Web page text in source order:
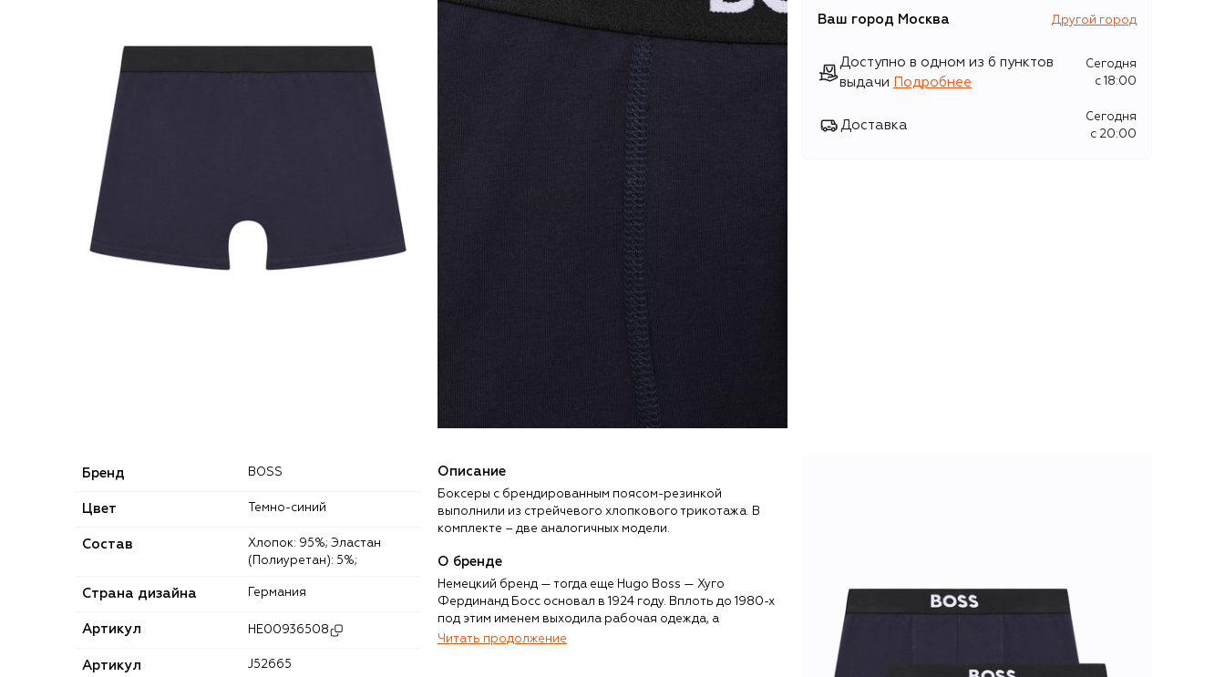
Ваш город Москва Другой город
Доступно в одном из 6 пунктов
выдачи
Подробнее
Сегодня
c 18:00
Доставка
Сегодня
c 20:00
Бренд BOSS
Цвет Темно-синий
Состав
Хлопок: 95%; Эластан
(Полиуретан): 5%;
Страна дизайна Германия
Артикул HE00936508
Артикул
J52665
Описание
Боксеры с брендированным поясом-резинкой
выполнили из стрейчевого хлопкового трикотажа. В
комплекте – две аналогичных модели.
О бренде
Немецкий бренд — тогда еще Hugo Boss — Хуго
Фердинанд Босс основал в 1924 году. Вплоть до 1980-х
под этим именем выходила рабочая одежда, а
впоследствии готовые мужские костюмы, пока под
Читать продолжение